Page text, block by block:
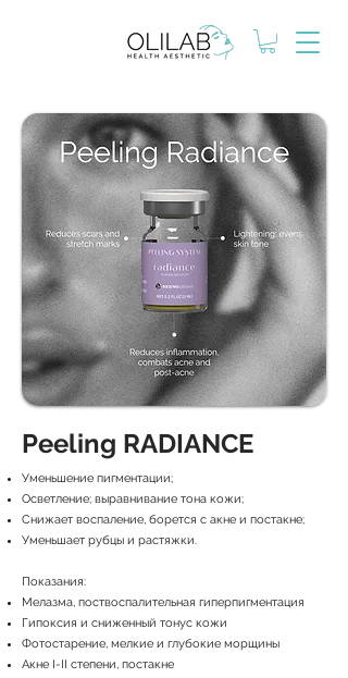
Peeling RADIANCE
Уменьшение пигментации;
Осветление; выравнивание тона кожи;
Снижает воспаление, борется с акне и постакне;
Уменьшает рубцы и растяжки.
Показания:
Мелазма, поствоспалительная гиперпигментация
Гипоксия и сниженный тонус кожи
Фотоcтарение, мелкие и глубокие морщины
Акне I-II степени, постакне